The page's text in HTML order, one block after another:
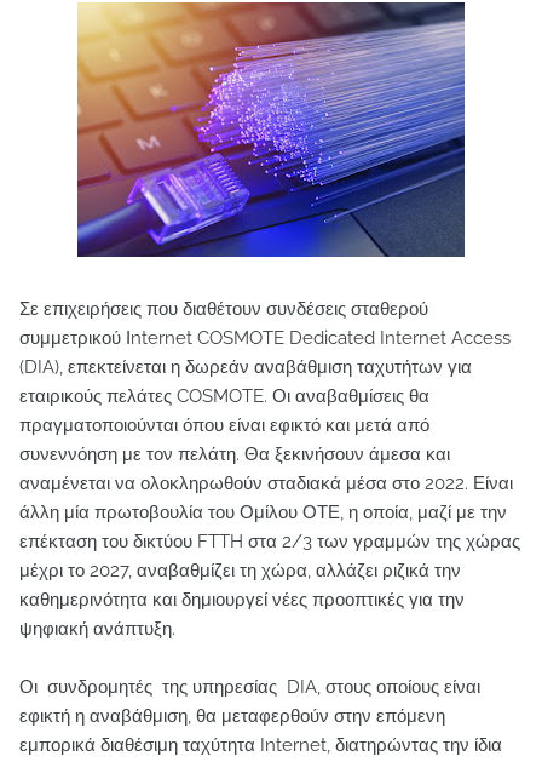
Σε επιχειρήσεις που διαθέτουν συνδέσεις σταθερού
συμμετρικού Ιnternet COSMOTE Dedicated Internet Access
(DIA), επεκτείνεται η δωρεάν αναβάθμιση ταχυτήτων για
εταιρικούς πελάτες COSMOTE. Οι αναβαθμίσεις θα
πραγματοποιούνται όπου είναι εφικτό και μετά από
συνεννόηση με τον πελάτη. Θα ξεκινήσουν άμεσα και
αναμένεται να ολοκληρωθούν σταδιακά μέσα στο 2022. Είναι
άλλη μία πρωτοβουλία του Ομίλου ΟΤΕ, η οποία, μαζί με την
επέκταση του δικτύου FTTH στα 2/3 των γραμμών της χώρας
μέχρι το 2027, αναβαθμίζει τη χώρα, αλλάζει ριζικά την
καθημερινότητα και δημιουργεί νέες προοπτικές για την
ψηφιακή ανάπτυξη.
Οι συνδρομητές της υπηρεσίας DIA, στους οποίους είναι
εφικτή η αναβάθμιση, θα μεταφερθούν στην επόμενη
εμπορικά διαθέσιμη ταχύτητα Internet, διατηρώντας την ίδια